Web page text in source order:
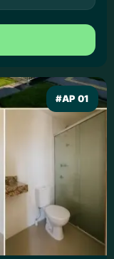
#AP 01